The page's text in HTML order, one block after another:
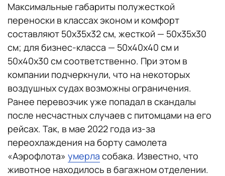
Максимальные габариты полужесткой
переноски в классах эконом и комфорт
составляют 50х35х32 см, жесткой — 50х35х30
см; для бизнес-класса — 50х40х40 см и
50х40х30 см соответственно. При этом в
компании подчеркнули, что на некоторых
воздушных судах возможны ограничения.
Ранее перевозчик уже попадал в скандалы
после несчастных случаев с питомцами на его
рейсах. Так, в мае 2022 года из-за
переохлаждения на борту самолета
«Аэрофлота» умерла собака. Известно, что
животное находилось в багажном отделении.